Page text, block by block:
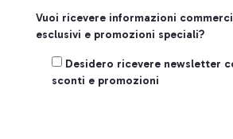
Vuoi ricevere informazioni
esclusivi e promozioni speciali?
Registrati
sconti e promozioni